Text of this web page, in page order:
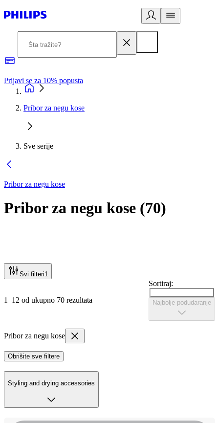
Prijavi se za 10% popusta
Pribor za negu kose
Sve serije
Pribor za negu kose
Pribor za negu kose (70)
Svi filteri1
1–12 od ukupno 70 rezultata
Sortiraj:
Najbolje podudaranje
Pribor za negu kose
Obrišite sve filtere
Styling and drying accessories